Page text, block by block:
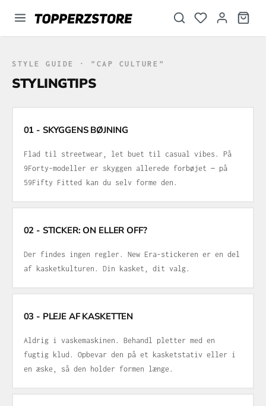
STYLE GUIDE · ”CAP CULTURE”
STYLINGTIPS
01 - SKYGGENS BØJNING
Flad til streetwear, let buet til casual vibes. På
9Forty-modeller er skyggen allerede forbøjet — på
59Fifty Fitted kan du selv forme den.
02 - STICKER: ON ELLER OFF?
Der findes ingen regler. New Era-stickeren er en del
af kasketkulturen. Din kasket, dit valg.
03 - PLEJE AF KASKETTEN
Aldrig i vaskemaskinen. Behandl pletter med en
fugtig klud. Opbevar den på et kasketstativ eller i
en æske, så den holder formen længe.